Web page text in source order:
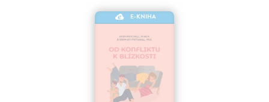
E-KNIHA